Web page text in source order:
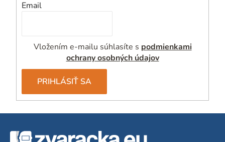
Email
Vložením e-mailu súhlasíte s podmienkami
ochrany osobných údajov
PRIHLÁSIŤ SA